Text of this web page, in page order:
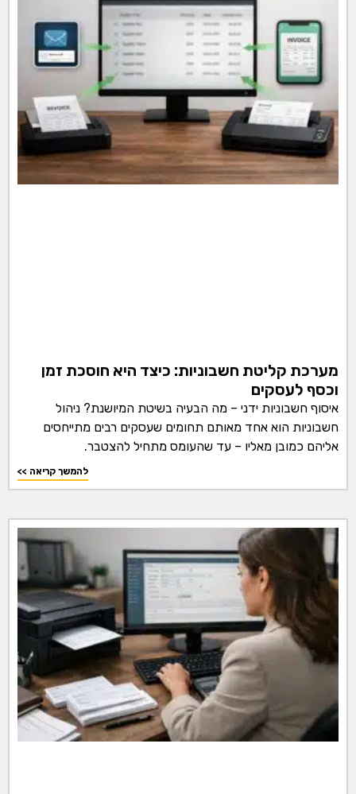
מערכת קליטת חשבוניות: כיצד היא חוסכת זמן
וכסף לעסקים
איסוף חשבוניות ידני – מה הבעיה בשיטת המיושנת? ניהול
חשבוניות הוא אחד מאותם תחומים שעסקים רבים מתייחסים
אליהם כמובן מאליו – עד שהעומס מתחיל להצטבר.
<< להמשך קריאה